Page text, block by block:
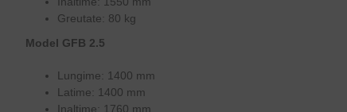
Greutate: 80 kg
Model GFB 2.5
Lungime: 1400 mm
Latime: 1400 mm
Inaltime: 1760 mm